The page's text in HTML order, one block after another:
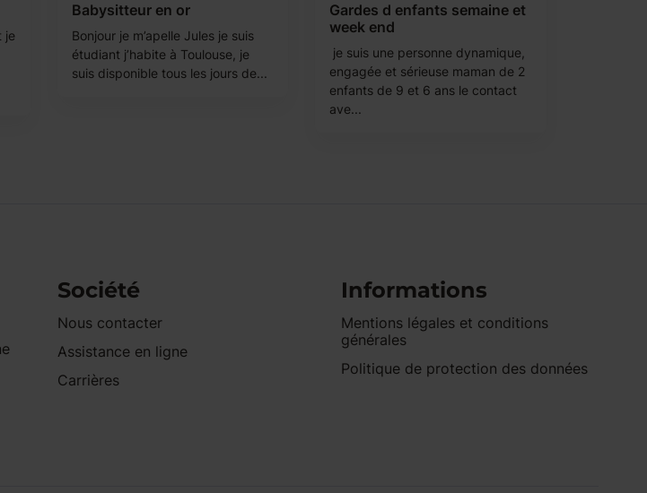
je
Babysitteur en or
Bonjour je m’apelle Jules je suis
étudiant j’habite à Toulouse, je
suis disponible tous les jours de...
Gardes d enfants semaine et
week end
je suis une personne dynamique,
engagée et sérieuse maman de 2
enfants de 9 et 6 ans le contact
ave...
Société
Nous contacter
Assistance en ligne
Carrières
Informations
Mentions légales et conditions
générales
Politique de protection des données